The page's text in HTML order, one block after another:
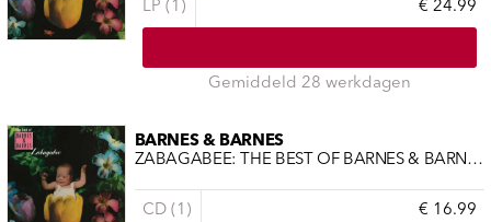
LP (1) € 24.99
Gemiddeld 28 werkdagen
BARNES & BARNES
ZABAGABEE: THE BEST OF BARNES & BARNES
CD (1) € 16.99